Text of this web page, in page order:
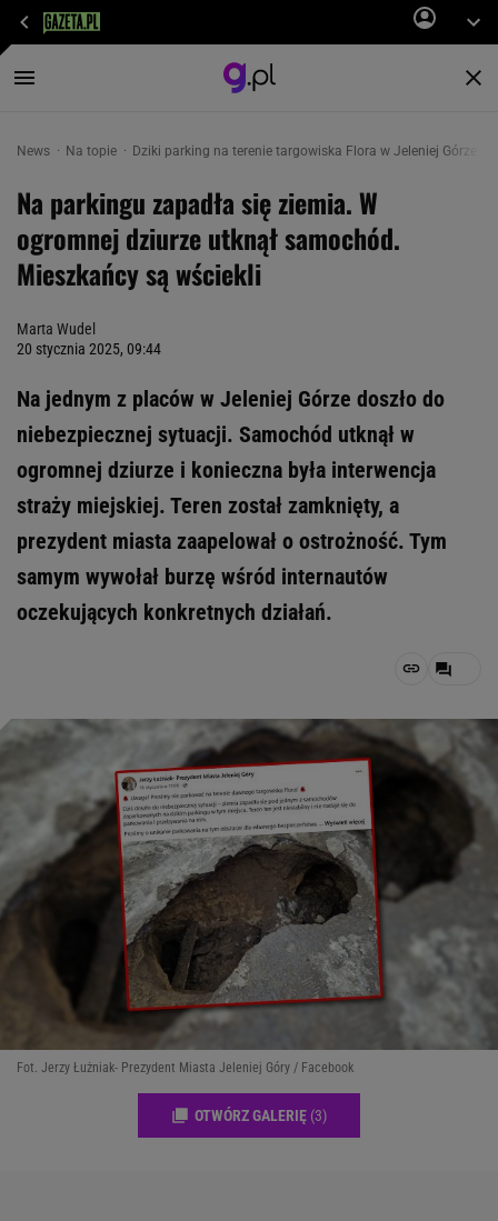
News Na topie Dziki parking na terenie targowiska Flora w Jeleniej Górze
Na parkingu zapadła się ziemia. W
ogromnej dziurze utknął samochód.
Mieszkańcy są wściekli
Marta Wudel
20 stycznia 2025, 09:44
Na jednym z placów w Jeleniej Górze doszło do
niebezpiecznej sytuacji. Samochód utknął w
ogromnej dziurze i konieczna była interwencja
straży miejskiej. Teren został zamknięty, a
prezydent miasta zaapelował o ostrożność. Tym
samym wywołał burzę wśród internautów
oczekujących konkretnych działań.
Fot. Jerzy Łużniak- Prezydent Miasta Jeleniej Góry / Facebook
OTWÓRZ GALERIĘ (3)